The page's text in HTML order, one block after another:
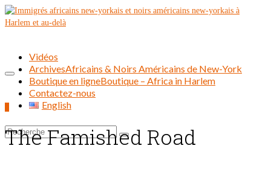
Rechercher :
Vidéos
ArchivesAfricains & Noirs Américains de New-York
Boutique en ligneBoutique – Africa in Harlem
Contactez-nous
English
The Famished Road